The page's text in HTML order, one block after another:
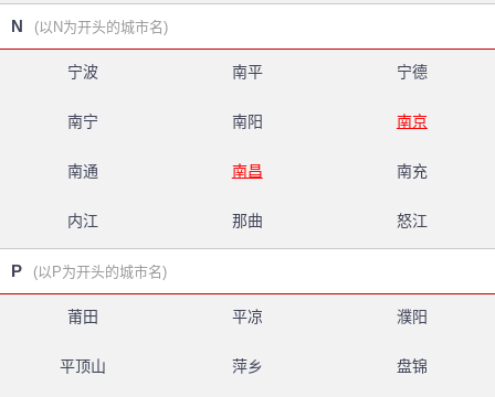
N (以N为开头的城市名)
宁波 南平 宁德
南宁 南阳 南京
南通 南昌 南充
内江 那曲 怒江
P (以P为开头的城市名)
莆田 平凉 濮阳
平顶山 萍乡 盘锦